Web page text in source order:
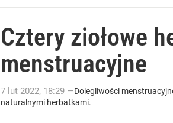
Cztery ziołowe
menstruacyjne
7 lut 2022, 18:29 —Dolegliwości
naturalnymi herbatkami.